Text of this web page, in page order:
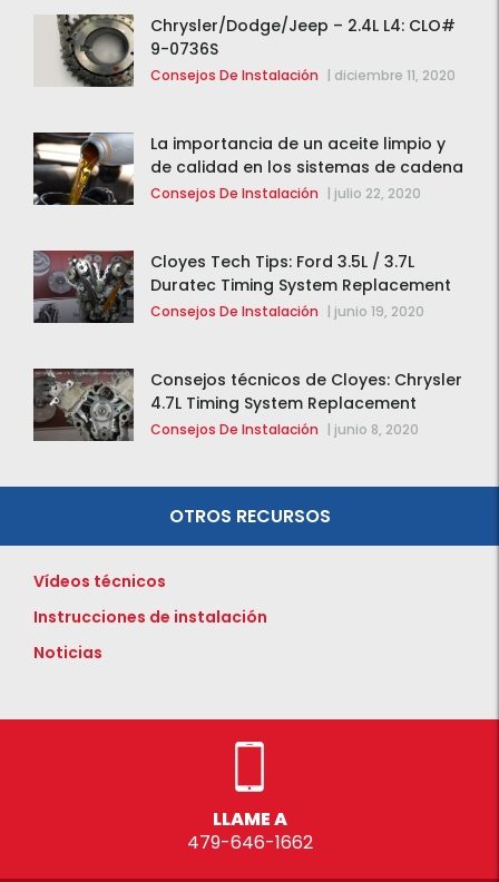
Chrysler/Dodge/Jeep – 2.4L L4: CLO#
9-0736S
Consejos De Instalación | diciembre 11, 2020
La importancia de un aceite limpio y
de calidad en los sistemas de cadena
de distribución
Consejos De Instalación | julio 22, 2020
Cloyes Tech Tips: Ford 3.5L / 3.7L
Duratec Timing System Replacement
Consejos De Instalación | junio 19, 2020
Consejos técnicos de Cloyes: Chrysler
4.7L Timing System Replacement
Consejos De Instalación | junio 8, 2020
OTROS RECURSOS
Vídeos técnicos
Instrucciones de instalación
Noticias
LLAME A
479-646-1662